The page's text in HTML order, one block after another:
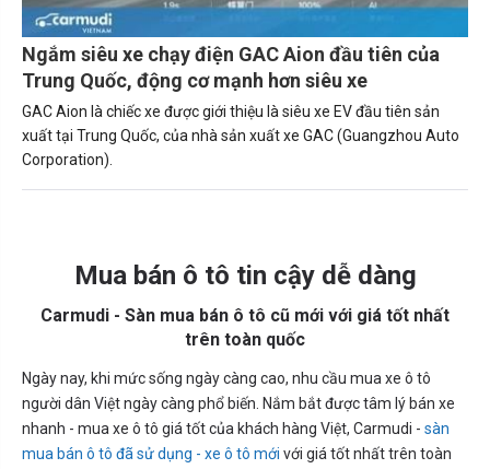
Ngắm siêu xe chạy điện GAC Aion đầu tiên của
Trung Quốc, động cơ mạnh hơn siêu xe
GAC Aion là chiếc xe được giới thiệu là siêu xe EV đầu tiên sản
xuất tại Trung Quốc, của nhà sản xuất xe GAC (Guangzhou Auto
Corporation).
Mua bán ô tô tin cậy dễ dàng
Carmudi - Sàn mua bán ô tô cũ mới với giá tốt nhất
trên toàn quốc
Ngày nay, khi mức sống ngày càng cao, nhu cầu mua xe ô tô
người dân Việt ngày càng phổ biến. Nắm bắt được tâm lý bán xe
nhanh - mua xe ô tô giá tốt của khách hàng Việt, Carmudi - sàn
mua bán ô tô đã sử dụng - xe ô tô mới với giá tốt nhất trên toàn